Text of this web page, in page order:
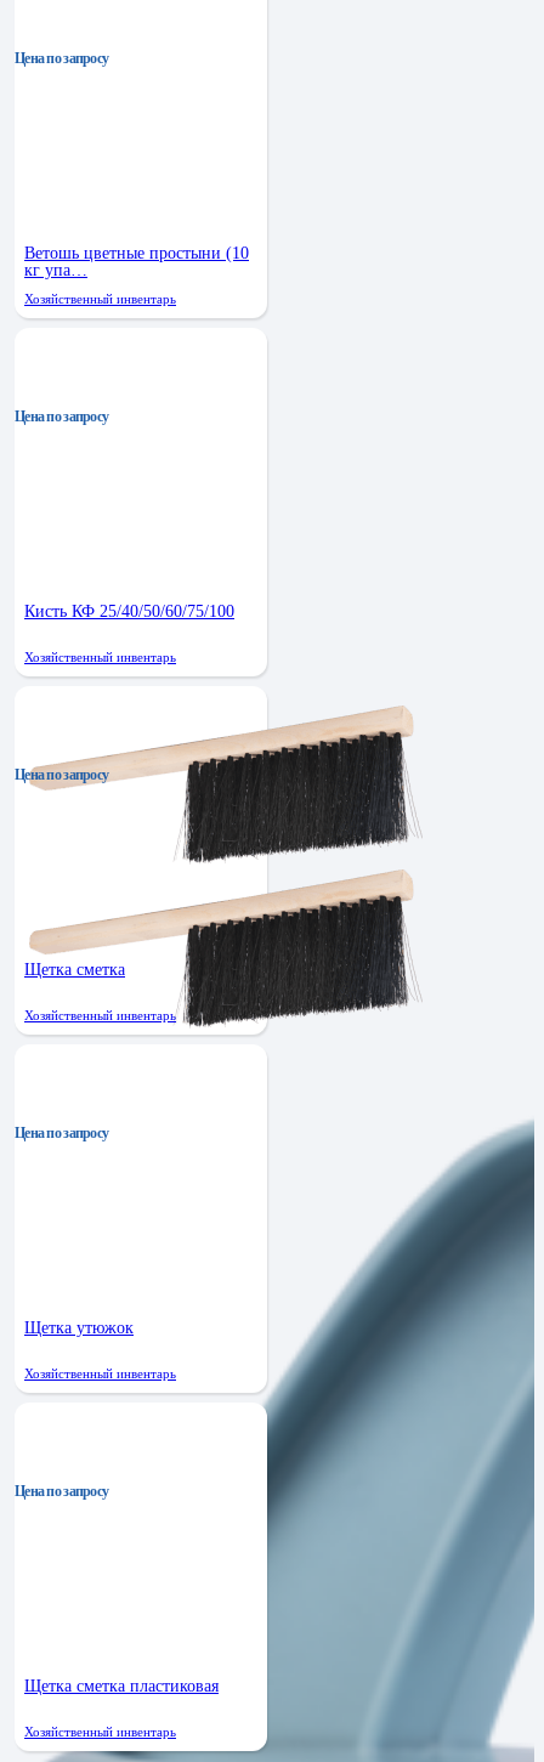
Ветошь цветные простыни (10
кг упа…
Хозяйственный инвентарь
Цена по запросу
Кисть КФ 25/40/50/60/75/100
Хозяйственный инвентарь
Цена по запросу
Щетка сметка
Хозяйственный инвентарь
Цена по запросу
Щетка утюжок
Хозяйственный инвентарь
Цена по запросу
Щетка сметка пластиковая
Хозяйственный инвентарь
Цена по запросу